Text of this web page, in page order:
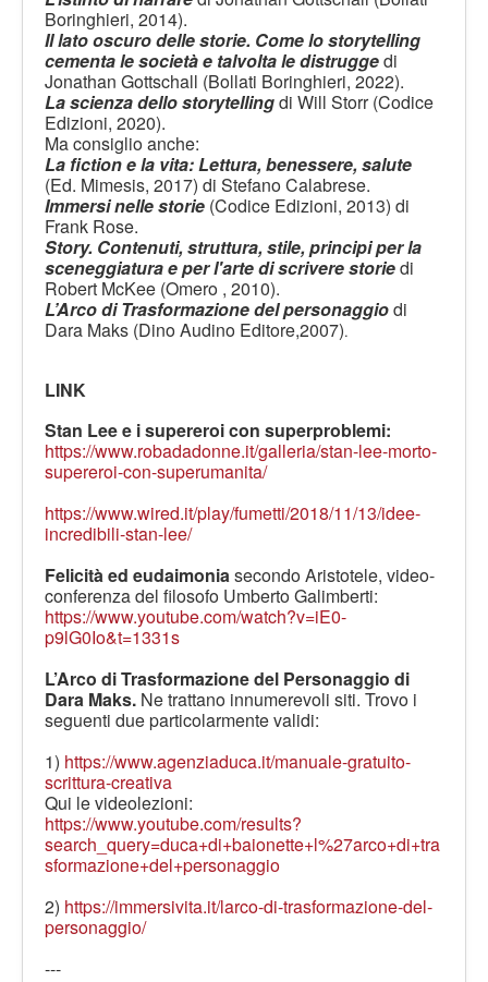
Boringhieri, 2014).
Il lato oscuro delle storie. Come lo storytelling
cementa le società e talvolta le distruggedi
Jonathan Gottschall (Bollati Boringhieri, 2022).
La scienza dello storytellingdi Will Storr (Codice
Edizioni, 2020).
Ma consiglio anche:
La fiction e la vita: Lettura, benessere, salute
(Ed. Mimesis, 2017) di Stefano Calabrese.
Immersi nelle storie (Codice Edizioni, 2013) di
Frank Rose.
Story. Contenuti, struttura, stile, principi per la
sceneggiatura e per l'arte di scrivere storiedi
Robert McKee (Omero , 2010).
L’Arco di Trasformazione del personaggiodi
Dara Maks (Dino Audino Editore,2007).
LINK
Stan Lee e i supereroi con superproblemi:
https://www.robadadonne.it/galleria/stan-lee-morto-
supereroi-con-superumanita/
https://www.wired.it/play/fumetti/2018/11/13/idee-
incredibili-stan-lee/
Felicità ed eudaimoniasecondo Aristotele, video-
conferenza del filosofo Umberto Galimberti:
https://www.youtube.com/watch?v=iE0-
p9lG0Io&t=1331s
L’Arco di Trasformazione del Personaggio di
Dara Maks. Ne trattano innumerevoli siti. Trovo i
seguenti due particolarmente validi:
1) https://www.agenziaduca.it/manuale-gratuito-
scrittura-creativa
Qui le videolezioni:
https://www.youtube.com/results?
search_query=duca+di+baionette+l%27arco+di+tra
sformazione+del+personaggio
2) https://immersivita.it/larco-di-trasformazione-del-
personaggio/
---